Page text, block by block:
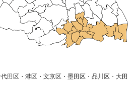
田区・港区・文京区・墨田区・品川区・大田